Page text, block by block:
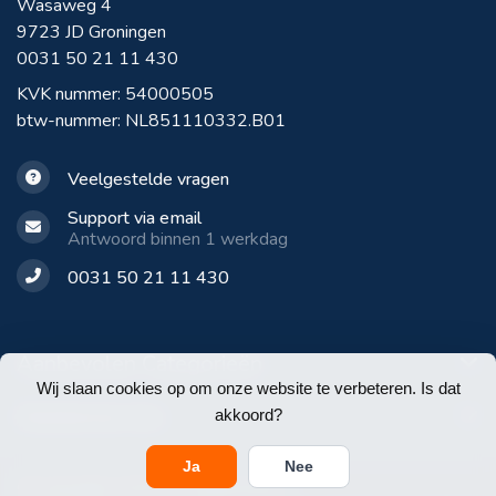
Wij slaan cookies op om onze website te verbeteren. Is dat
akkoord?
Ja Nee
Wasaweg 4
9723 JD Groningen
0031 50 21 11 430
KVK nummer: 54000505
btw-nummer: NL851110332.B01
Veelgestelde vragen
Support via email
Antwoord binnen 1 werkdag
0031 50 21 11 430
© Copyright 2026 E-Werkbroeken